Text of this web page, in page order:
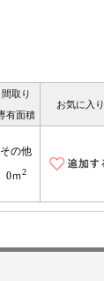
間取り
有面積
お気に入り
その他
0ｍ2